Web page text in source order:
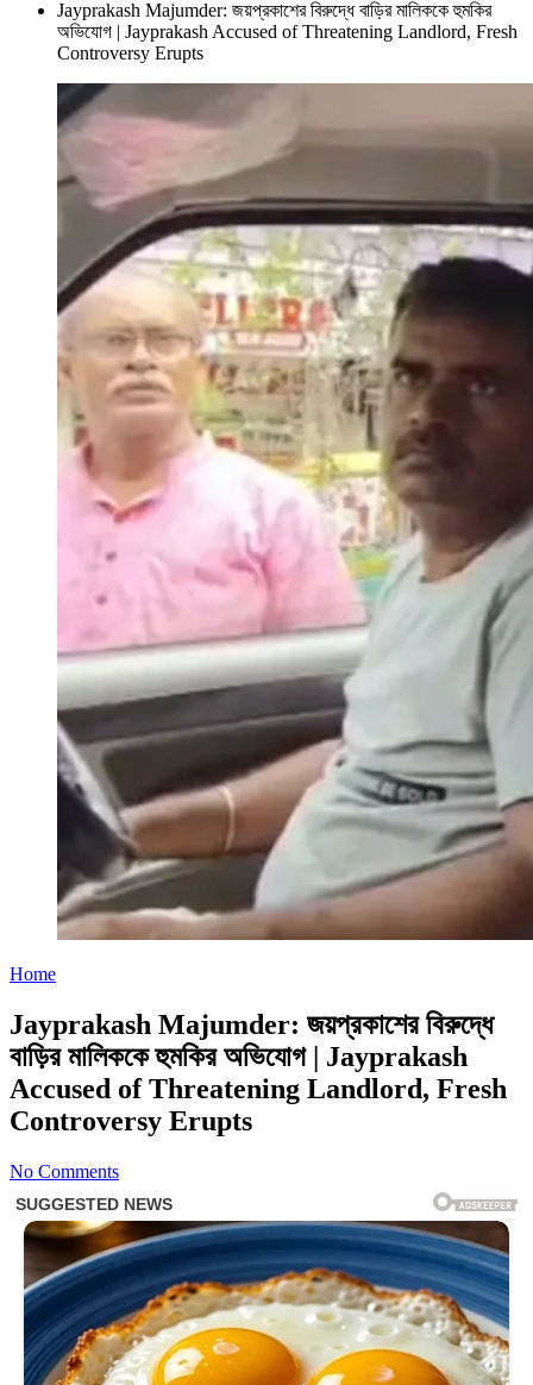
Jayprakash Majumder: জয়প্রকাশের বিরুদ্ধে বাড়ির মালিককে হুমকির
অভিযোগ | Jayprakash Accused of Threatening Landlord, Fresh
Controversy Erupts
Home
Jayprakash Majumder: জয়প্রকাশের বিরুদ্ধে
বাড়ির মালিককে হুমকির অভিযোগ | Jayprakash
Accused of Threatening Landlord, Fresh
Controversy Erupts
No Comments